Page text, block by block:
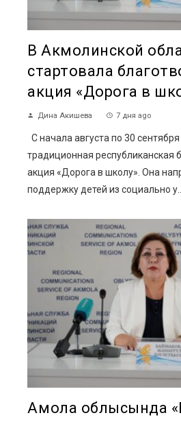
В Акмолинской
стартовала
акция «Дорога в
Дина Акишева 7 дня ago
С начала августа по 30
традиционная республиканская
акция «Дорога в школу». Она
поддержку детей из социально
Ақмола облысында